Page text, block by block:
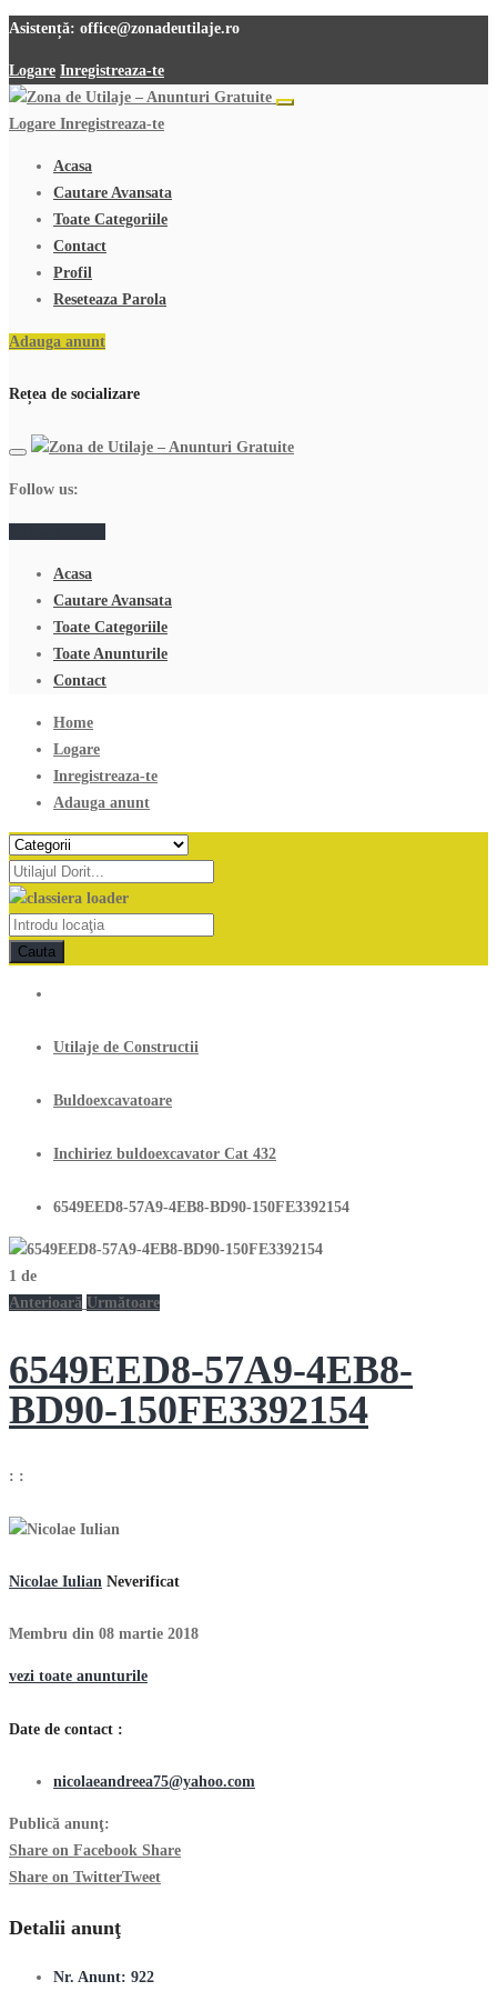
Asistență: office@zonadeutilaje.ro
Logare Inregistreaza-te
Logare Inregistreaza-te
Acasa
Cautare Avansata
Toate Categoriile
Contact
Profil
Reseteaza Parola
Adauga anunt
Rețea de socializare
Follow us:
Acasa
Cautare Avansata
Toate Categoriile
Toate Anunturile
Contact
Home
Logare
Inregistreaza-te
Adauga anunt
Cauta
Utilaje de Constructii
Buldoexcavatoare
Inchiriez buldoexcavator Cat 432
6549EED8-57A9-4EB8-BD90-150FE3392154
1 de
Anterioară Următoare
6549EED8-57A9-4EB8-
BD90-150FE3392154
: :
Nicolae Iulian Neverificat
Membru din 08 martie 2018
vezi toate anunturile
Date de contact :
nicolaeandreea75@yahoo.com
Publică anunţ:
Share on Facebook Share
Share on TwitterTweet
Detalii anunţ
Nr. Anunt: 922